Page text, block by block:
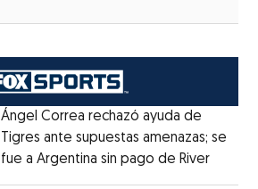
Ángel Correa rechazó ayuda de
Tigres ante supuestas amenazas; se
fue a Argentina sin pago de RiverOpens